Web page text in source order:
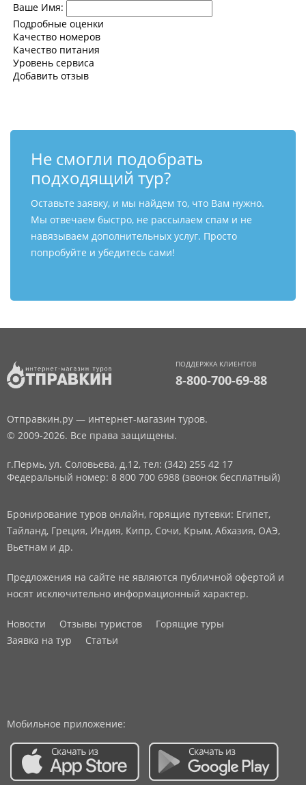
Ваше Имя:
Подробные оценки
Качество номеров
Качество питания
Уровень сервиса
Добавить отзыв
Не смогли подобрать
подходящий тур?
Оставьте заявку, и мы найдем то, что Вам нужно.
Мы отвечаем быстро, не рассылаем спам и не
навязываем дополнительных услуг. Просто
попробуйте и убедитесь сами!
ПОДДЕРЖКА КЛИЕНТОВ
8-800-700-69-88
Отправкин.ру — интернет-магазин туров.
© 2009-2026. Все права защищены.
г.Пермь, ул. Соловьева, д.12, тел: (342) 255 42 17
Федеральный номер: 8 800 700 6988 (звонок бесплатный)
Бронирование туров онлайн, горящие путевки: Египет,
Тайланд, Греция, Индия, Кипр, Сочи, Крым, Абхазия, ОАЭ,
Вьетнам и др.
Предложения на сайте не являются публичной офертой и
носят исключительно информационный характер.
Новости Отзывы туристов
Горящие туры
Заявка на тур
Статьи
Мобильное приложение: